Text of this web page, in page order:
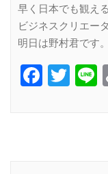
早く日本でも観え
ビジネスクリエー
明日は野村君です。